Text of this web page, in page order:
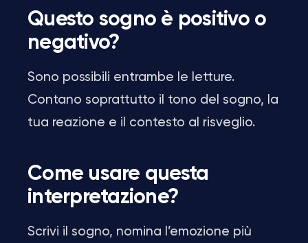
Questo sogno è positivo o
negativo?
Sono possibili entrambe le letture.
Contano soprattutto il tono del sogno, la
tua reazione e il contesto al risveglio.
Come usare questa
interpretazione?
Scrivi il sogno, nomina l’emozione più